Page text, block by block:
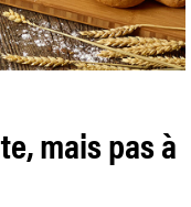
mais pas à